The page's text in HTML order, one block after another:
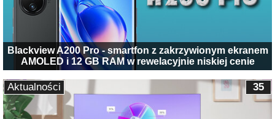
Blackview A200 Pro - smartfon z zakrzywionym ekranem
AMOLED i 12 GB RAM w rewelacyjnie niskiej cenie
35
Aktualności